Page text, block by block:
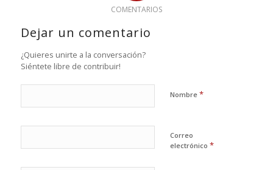
COMENTARIOS
Dejar un comentario
¿Quieres unirte a la conversación?
Siéntete libre de contribuir!
Nombre *
Correo
electrónico *